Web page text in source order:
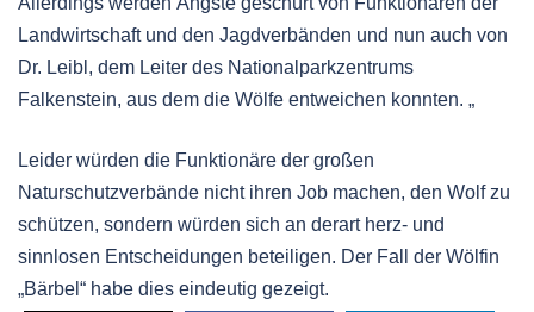
Landwirtschaft und den Jagdverbänden und nun auch von
Dr. Leibl, dem Leiter des Nationalparkzentrums
Falkenstein, aus dem die Wölfe entweichen konnten. „
Leider würden die Funktionäre der großen
Naturschutzverbände nicht ihren Job machen, den Wolf zu
schützen, sondern würden sich an derart herz- und
sinnlosen Entscheidungen beteiligen. Der Fall der Wölfin
„Bärbel“ habe dies eindeutig gezeigt.